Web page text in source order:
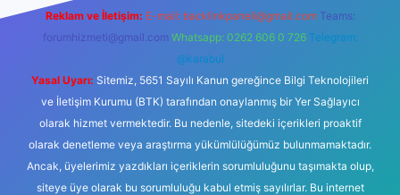
Reklam ve İletişim: E-mail: backlinkpaneli@gmail.com Teams:
forumhizmeti@gmail.com Whatsapp: 0262 606 0 726 Telegram:
@karabul
Yasal Uyarı: Sitemiz, 5651 Sayılı Kanun gereğince Bilgi Teknolojileri
ve İletişim Kurumu (BTK) tarafından onaylanmış bir Yer Sağlayıcı
olarak hizmet vermektedir. Bu nedenle, sitedeki içerikleri proaktif
olarak denetleme veya araştırma yükümlülüğümüz bulunmamaktadır.
Ancak, üyelerimiz yazdıkları içeriklerin sorumluluğunu taşımakta olup,
siteye üye olarak bu sorumluluğu kabul etmiş sayılırlar. Bu internet